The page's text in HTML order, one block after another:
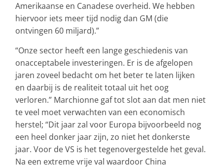
Amerikaanse en Canadese overheid. We hebben
hiervoor iets meer tijd nodig dan GM (die
ontvingen 60 miljard).”
“Onze sector heeft een lange geschiedenis van
onacceptabele investeringen. Er is de afgelopen
jaren zoveel bedacht om het beter te laten lijken
en daarbij is de realiteit totaal uit het oog
verloren.” Marchionne gaf tot slot aan dat men niet
te veel moet verwachten van een economisch
herstel; “Dit jaar zal voor Europa bijvoorbeeld nog
een heel donker jaar zijn, zo niet het donkerste
jaar. Voor de VS is het tegenovergestelde het geval.
Na een extreme vrije val waardoor China